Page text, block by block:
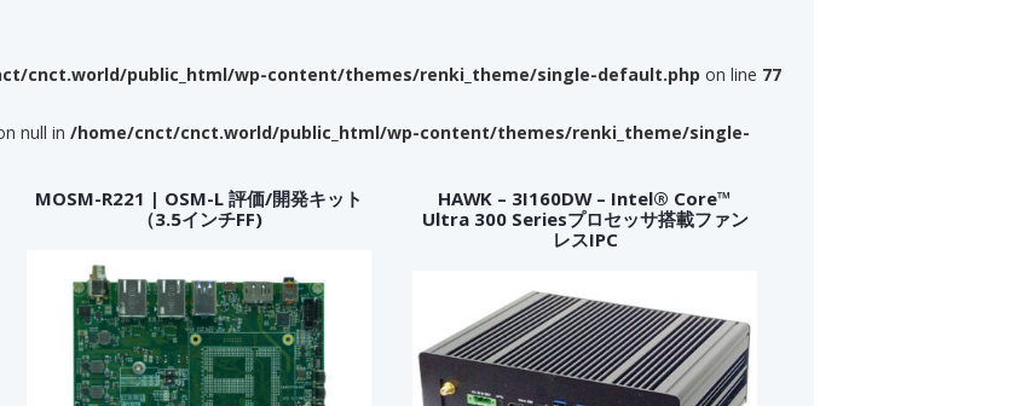
cnct.world/public_html/wp-content/themes/renki_theme/single-default.php on line 77
null in /home/cnct/cnct.world/public_html/wp-content/themes/renki_theme/single-
MOSM-R221 | OSM-L 評価/開発キット
（3.5インチFF)
HAWK – 3I160DW – Intel® Core™
Ultra 300 Seriesプロセッサ搭載ファン
レスIPC